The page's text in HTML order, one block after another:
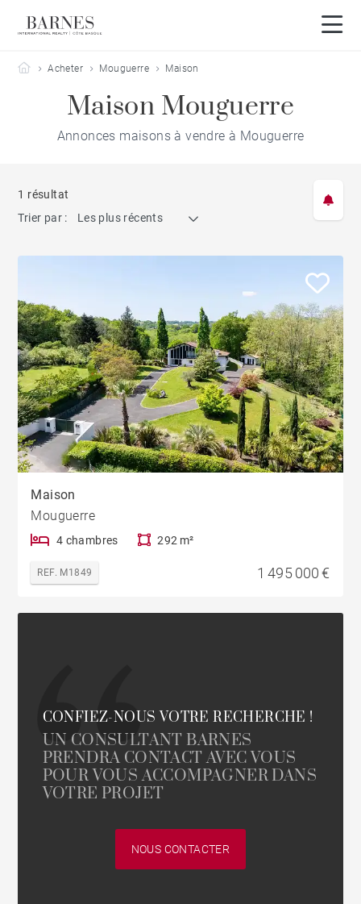
Barnes Côte Basque
Acheter Mouguerre Maison
Maison Mouguerre
Annonces maisons à vendre à Mouguerre
1 résultat
Trier par :
Les plus récents
Maison
Mouguerre
4 chambres 292 m²
REF. M1849 1 495 000 €
CONFIEZ-NOUS VOTRE RECHERCHE !
UN CONSULTANT BARNES
PRENDRA CONTACT AVEC VOUS
POUR VOUS ACCOMPAGNER DANS
VOTRE PROJET
NOUS CONTACTER